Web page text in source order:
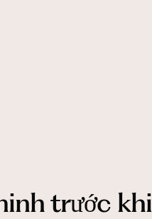
trước khi